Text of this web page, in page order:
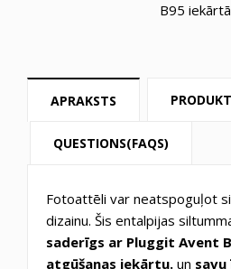
B95
APRAKSTS
QUESTIONS(FAQS)
Fotoattēli var neatspoguļot
dizainu. Šis entalpijas
saderīgs ar Pluggit Avent
atgūšanas iekārtu. un